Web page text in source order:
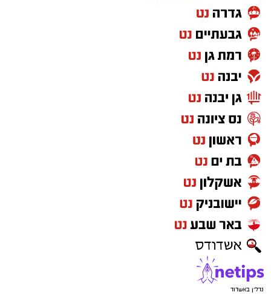
נדל"ן באשדוד